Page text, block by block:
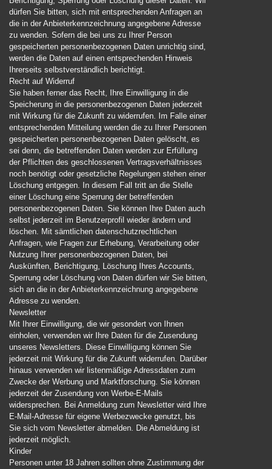
dürfen Sie bitten, sich mit entsprechenden Anfragen an
die in der Anbieterkennzeichnung angegebene Adresse
zu wenden. Sofern die bei uns zu Ihrer Person
gespeicherten personenbezogenen Daten unrichtig sind,
werden die Daten auf einen entsprechenden Hinweis
Ihrerseits selbstverständlich berichtigt.
Recht auf Widerruf
Sie haben ferner das Recht, Ihre Einwilligung in die
Speicherung in die personenbezogenen Daten jederzeit
mit Wirkung für die Zukunft zu widerrufen. Im Falle einer
entsprechenden Mitteilung werden die zu Ihrer Personen
gespeicherten personenbezogenen Daten gelöscht, es
sei denn, die betreffenden Daten werden zur Erfüllung
der Pflichten des geschlossenen Vertragsverhältnisses
noch benötigt oder gesetzliche Regelungen stehen einer
Löschung entgegen. In diesem Fall tritt an die Stelle
einer Löschung eine Sperrung der betreffenden
personenbezogenen Daten. Sie können Ihre Daten auch
selbst jederzeit im Benutzerprofil wieder ändern und
löschen. Mit sämtlichen datenschutzrechtlichen
Anfragen, wie Fragen zur Erhebung, Verarbeitung oder
Nutzung Ihrer personenbezogenen Daten, bei
Auskünften, Berichtigung, Löschung Ihres Accounts,
Sperrung oder Löschung von Daten dürfen wir Sie bitten,
sich an die in der Anbieterkennzeichnung angegebene
Adresse zu wenden.
Newsletter
Mit Ihrer Einwilligung, die wir gesondert von Ihnen
einholen, verwenden wir Ihre Daten für die Zusendung
unseres Newsletters. Diese Einwilligung können Sie
jederzeit mit Wirkung für die Zukunft widerrufen. Darüber
hinaus verwenden wir listenmäßige Adressdaten zum
Zwecke der Werbung und Marktforschung. Sie können
jederzeit der Zusendung von Werbe-E-Mails
widersprechen. Bei Anmeldung zum Newsletter wird Ihre
E-Mail-Adresse für eigene Werbezwecke genutzt, bis
Sie sich vom Newsletter abmelden. Die Abmeldung ist
jederzeit möglich.
Kinder
Personen unter 18 Jahren sollten ohne Zustimmung der